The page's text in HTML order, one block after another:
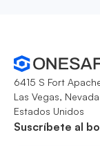
6415 S Fort
Las Vegas,
Estados Unidos
Suscríbete al